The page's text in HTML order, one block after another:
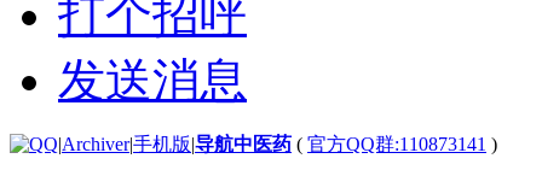
打个招呼
发送消息
|Archiver|手机版|导航中医药 ( 官方QQ群:110873141 )